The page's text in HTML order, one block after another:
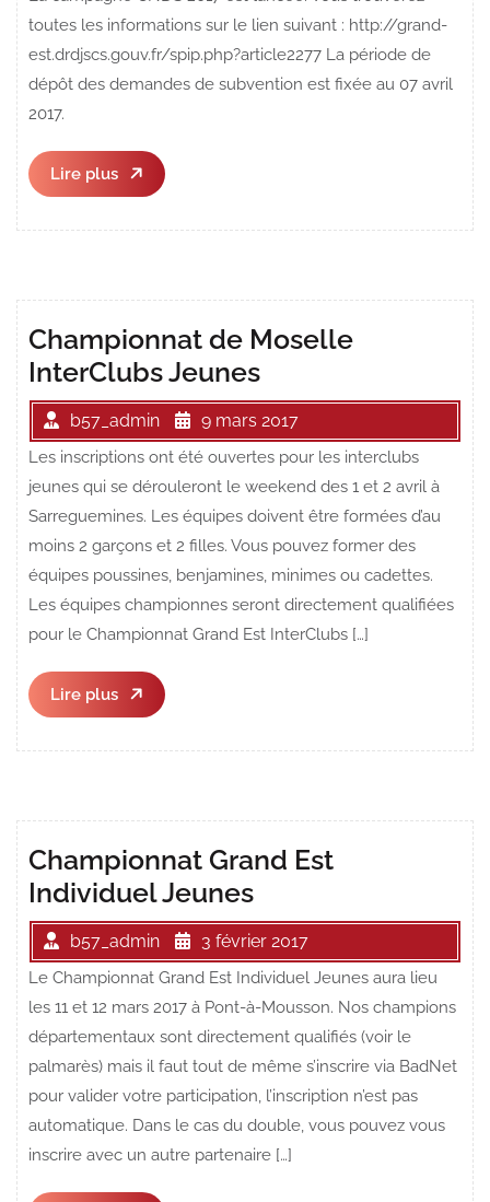
toutes les informations sur le lien suivant : http://grand-
est.drdjscs.gouv.fr/spip.php?article2277 La période de
dépôt des demandes de subvention est fixée au 07 avril
2017.
Lire plus
Lire
plus
Championnat de Moselle
InterClubs Jeunes
b57_admin 9 mars 2017
Les inscriptions ont été ouvertes pour les interclubs
jeunes qui se dérouleront le weekend des 1 et 2 avril à
Sarreguemines. Les équipes doivent être formées d’au
moins 2 garçons et 2 filles. Vous pouvez former des
équipes poussines, benjamines, minimes ou cadettes.
Les équipes championnes seront directement qualifiées
pour le Championnat Grand Est InterClubs […]
Lire plus
Lire
plus
Championnat Grand Est
Individuel Jeunes
b57_admin 3 février 2017
Le Championnat Grand Est Individuel Jeunes aura lieu
les 11 et 12 mars 2017 à Pont-à-Mousson. Nos champions
départementaux sont directement qualifiés (voir le
palmarès) mais il faut tout de même s’inscrire via BadNet
pour valider votre participation, l’inscription n’est pas
automatique. Dans le cas du double, vous pouvez vous
inscrire avec un autre partenaire […]